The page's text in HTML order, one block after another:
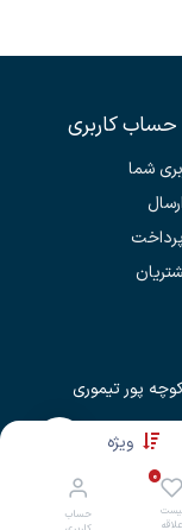
ویژه
0
علاقه
حساب
حساب کاربری
شما
پور تیموری